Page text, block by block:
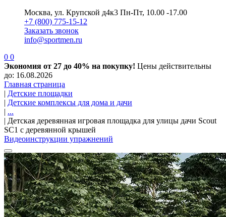
Москва, ул. Крупской д4к3 Пн-Пт, 10.00 -17.00
+7 (800) 775-15-12
Заказать звонок
info@sportmen.ru
0 0
Экономия от 27 до 40% на покупку! Цены действительны
до: 16.08.2026
Главная страница
| Детские площадки
| Детские комплексы для дома и дачи
| ...
| Детская деревянная игровая площадка для улицы дачи Scout
SC1 с деревянной крышей
Видеоинструкции упражнений